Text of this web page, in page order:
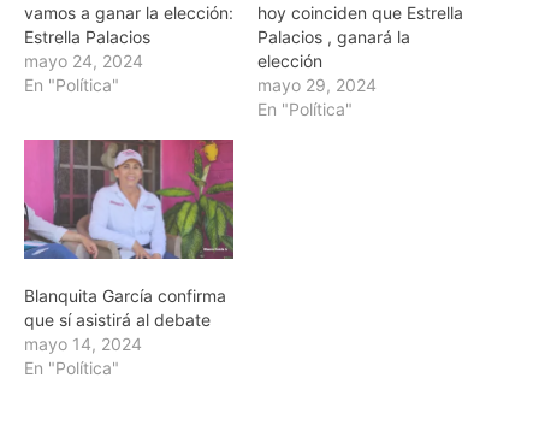
vamos a ganar la elección:
Estrella Palacios
mayo 24, 2024
En "Política"
hoy coinciden que Estrella
Palacios , ganará la
elección
mayo 29, 2024
En "Política"
Blanquita García confirma
que sí asistirá al debate
mayo 14, 2024
En "Política"